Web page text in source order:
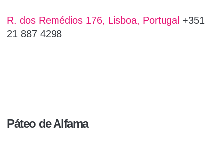
R. dos Remédios 176, Lisboa, Portugal +351
21 887 4298
Páteo de Alfama